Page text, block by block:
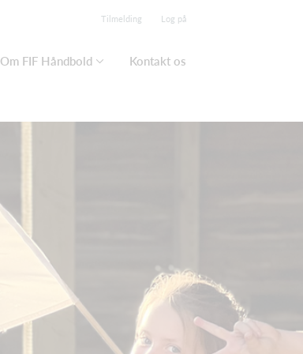
Tilmelding Log på
Om FIF Håndbold Kontakt os